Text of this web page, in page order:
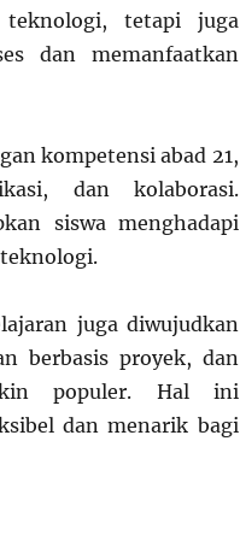
teknologi, tetapi juga
dan memanfaatkan
kompetensi abad 21,
dan kolaborasi.
siswa menghadapi
juga diwujudkan
berbasis proyek, dan
populer. Hal ini
dan menarik bagi